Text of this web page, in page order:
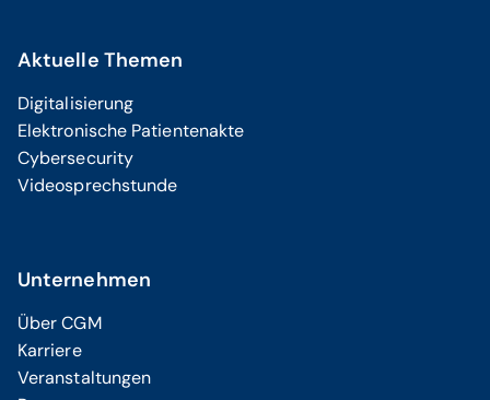
Aktuelle Themen
Digitalisierung
Elektronische Patientenakte
Cybersecurity
Videosprechstunde
Unternehmen
Über CGM
Karriere
Veranstaltungen